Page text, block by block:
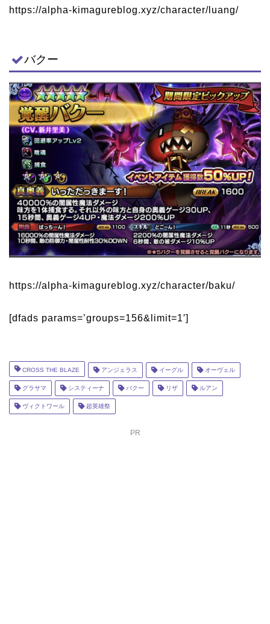
https://alpha-kimagureblog.xyz/character/luang/
バクー
https://alpha-kimagureblog.xyz/character/baku/
[dfads params=’groups=156&limit=1′]
CROSS THE BLAZE アンジェラス イーグル オーヴェル
グラサマ システィーナ バクー リザ ルアン
ヴィクトワール 超英雄祭
PR